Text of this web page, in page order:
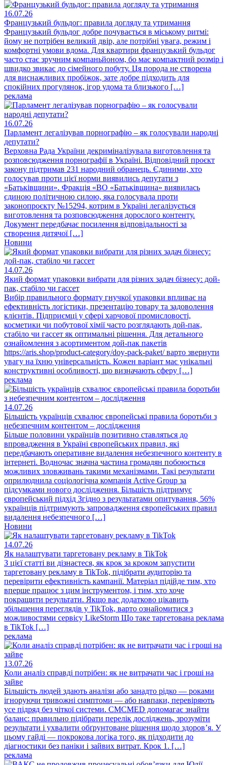
16.07.26
Французький бульдог: правила догляду та утримання
Французький бульдог добре почувається в міському ритмі:
йому не потрібен великий двір, але потрібні увага, режим і
комфортні умови вдома. Для квартири французький бульдог
часто стає зручним компаньйоном, бо має компактний розмір і
швидко звикає до сімейного побуту. Ця порода не створена
для виснажливих пробіжок, зате добре підходить для
спокійних прогулянок, ігор удома та близького […]
реклама
16.07.26
Парламент легалізував порнографію – як голосували народні
депутати?
Верховна Рада України декриміналізувала виготовлення та
розповсюдження порнографії в Україні. Відповідний проєкт
закону підтримав 231 народний обранець. Єдиними, хто
голосував проти цієї норми виявились депутати з
«Батьківщини». Фракція «ВО «Батьківщина» виявилась
єдиною політичною силою, яка голосувала проти
законопроєкту №15294, котрим в Україні легалізується
виготовлення та розповсюдження дорослого контенту.
Документ передбачає посилення відповідальності за
створення дитячої […]
Новини
14.07.26
Який формат упаковки вибрати для різних задач бізнесу: дой-
пак, стабіло чи гассет
Вибір правильного формату гнучкої упаковки впливає на
ефективність логістики, презентацію товару та задоволення
клієнтів. Підприємці у сфері харчової промисловості,
косметики чи побутової хімії часто розглядають дой-пак,
стабіло чи гассет як оптимальні рішення. Для детального
ознайомлення з асортиментом дой-пак пакетів
https://aris.shop/product-category/doy-pack-paket/ варто звернути
увагу на їхню універсальність. Кожен варіант має унікальні
конструктивні особливості, що визначають сферу […]
реклама
14.07.26
Більшість українців схвалює європейські правила боротьби з
небезпечним контентом – дослідження
Більше половини українців позитивно ставляться до
впровадження в Україні європейських правил, які
передбачають оперативне видалення небезпечного контенту в
інтернеті. Водночас значна частина громадян побоюється
можливих зловживань такими механізмами. Такі результати
оприлюднила соціологічна компанія Active Group за
підсумками нового дослідження. Більшість підтримує
європейський підхід Згідно з результатами опитування, 56%
українців підтримують запровадження європейських правил
видалення небезпечного […]
Новини
14.07.26
Як налаштувати таргетовану рекламу в TikTok
З цієї статті ви дізнаєтеся, як крок за кроком запустити
таргетовану рекламу в TikTok, підібрати аудиторію та
перевірити ефективність кампанії. Матеріал підійде тим, хто
вперше працює з цим інструментом, і тим, хто хоче
покращити результати. Якщо вас додатково цікавить
збільшення переглядів у TikTok, варто ознайомитися з
можливостями сервісу LikeStorm Що таке таргетована реклама
в TikTok […]
реклама
13.07.26
Коли аналіз справді потрібен: як не витрачати час і гроші на
зайве
Більшість людей здають аналізи або занадто рідко — роками
ігноруючи тривожні симптоми — або навпаки, перевіряють
усе підряд без чіткої системи. CMCMED допомагає знайти
баланс: правильно підібрати перелік досліджень, зрозуміти
результати і ухвалити обґрунтоване рішення щодо здоров’я. У
цьому гайді — покрокова логіка того, як підходити до
діагностики без паніки і зайвих витрат. Крок 1. […]
реклама